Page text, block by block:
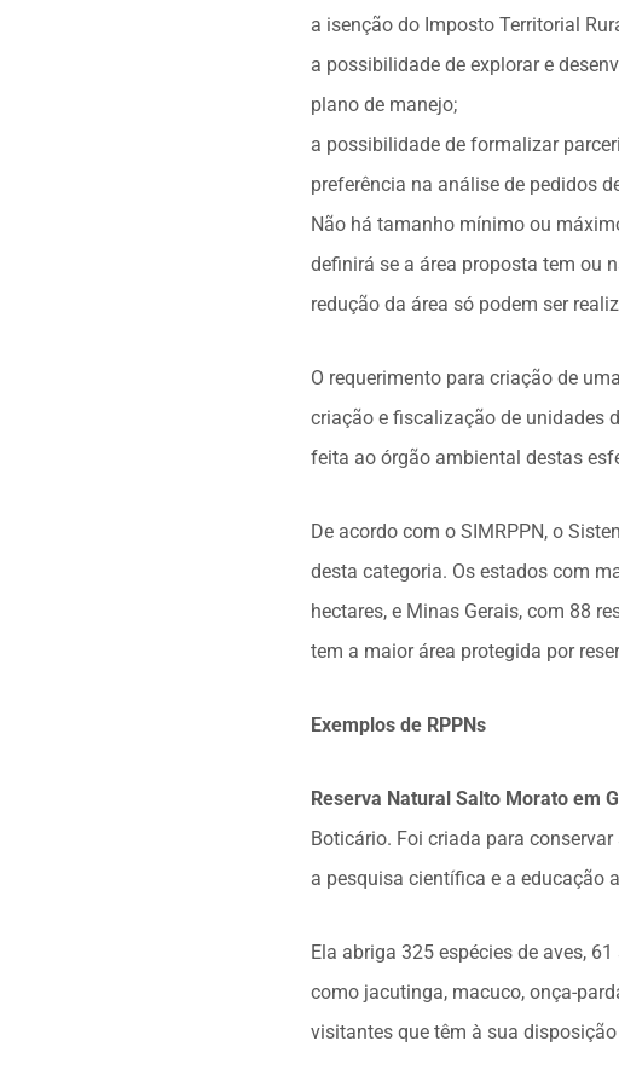
a isenção do Imposto Territorial
a possibilidade de explorar e
plano de manejo;
a possibilidade de formalizar
preferência na análise de pedidos
Não há tamanho mínimo ou
definirá se a área proposta tem ou
redução da área só podem ser
O requerimento para criação de
criação e fiscalização de unidades
feita ao órgão ambiental destas
De acordo com o SIMRPPN, o
desta categoria. Os estados com
hectares, e Minas Gerais, com 88
tem a maior área protegida por
Exemplos de RPPNs
Reserva Natural Salto Morato em
Boticário. Foi criada para
a pesquisa científica e a educação
Ela abriga 325 espécies de aves,
como jacutinga, macuco, onça-
visitantes que têm à sua